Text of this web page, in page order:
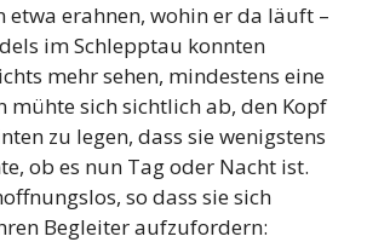
etwa erahnen, wohin er da läuft –
im Schlepptau konnten
mehr sehen, mindestens eine
mühte sich sichtlich ab, den Kopf
zu legen, dass sie wenigstens
ob es nun Tag oder Nacht ist.
so dass sie sich
Begleiter aufzufordern: